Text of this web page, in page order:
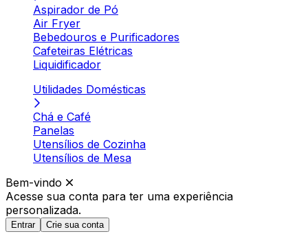
Aspirador de Pó
Air Fryer
Bebedouros e Purificadores
Cafeteiras Elétricas
Liquidificador
Utilidades Domésticas
Chá e Café
Panelas
Utensílios de Cozinha
Utensílios de Mesa
Bem-vindo
Acesse sua conta para ter uma experiência
personalizada.
Entrar Crie sua conta